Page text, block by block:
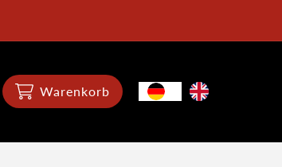
Warenkorb